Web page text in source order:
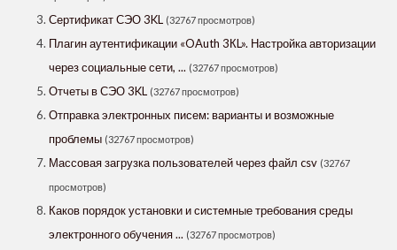
Сертификат СЭО 3KL (32767 просмотров)
Плагин аутентификации «OAuth 3КL». Настройка авторизации
через социальные сети, ... (32767 просмотров)
Отчеты в СЭО 3KL (32767 просмотров)
Отправка электронных писем: варианты и возможные
проблемы (32767 просмотров)
Массовая загрузка пользователей через файл csv (32767
просмотров)
Каков порядок установки и системные требования среды
электронного обучения ... (32767 просмотров)